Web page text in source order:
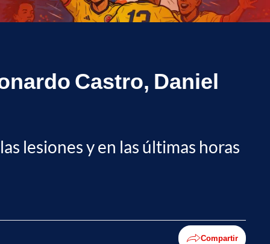
Castro, Daniel
lesiones y en las últimas horas
Compartir